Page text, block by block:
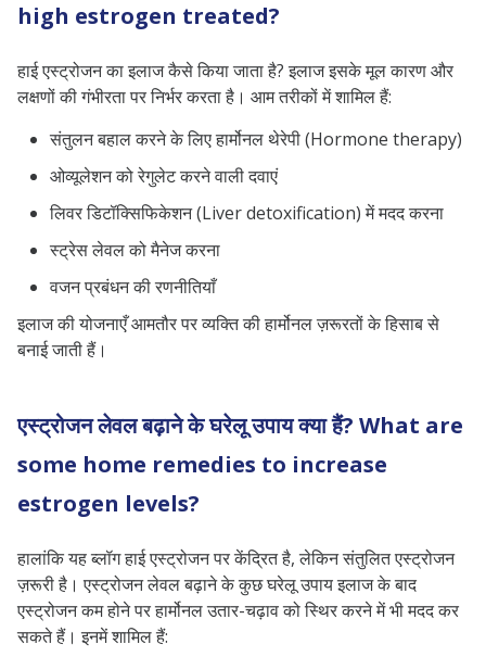
high estrogen treated?
हाई एस्ट्रोजन का इलाज कैसे किया जाता है? इलाज इसके मूल कारण और
लक्षणों की गंभीरता पर निर्भर करता है। आम तरीकों में शामिल हैं:
संतुलन बहाल करने के लिए हार्मोनल थेरेपी (Hormone therapy)
ओव्यूलेशन को रेगुलेट करने वाली दवाएं
लिवर डिटॉक्सिफिकेशन (Liver detoxification) में मदद करना
स्ट्रेस लेवल को मैनेज करना
वजन प्रबंधन की रणनीतियाँ
इलाज की योजनाएँ आमतौर पर व्यक्ति की हार्मोनल ज़रूरतों के हिसाब से
बनाई जाती हैं।
एस्ट्रोजन लेवल बढ़ाने के घरेलू उपाय क्या हैं? What are
some home remedies to increase
estrogen levels?
हालांकि यह ब्लॉग हाई एस्ट्रोजन पर केंद्रित है, लेकिन संतुलित एस्ट्रोजन
ज़रूरी है। एस्ट्रोजन लेवल बढ़ाने के कुछ घरेलू उपाय इलाज के बाद
एस्ट्रोजन कम होने पर हार्मोनल उतार-चढ़ाव को स्थिर करने में भी मदद कर
सकते हैं। इनमें शामिल हैं: